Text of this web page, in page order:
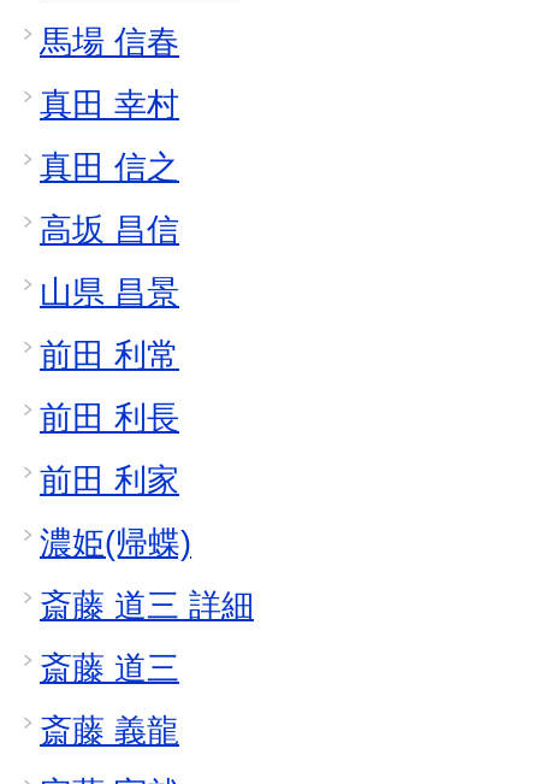
馬場 信春
真田 幸村
真田 信之
高坂 昌信
山県 昌景
前田 利常
前田 利長
前田 利家
濃姫(帰蝶)
斎藤 道三 詳細
斎藤 道三
斎藤 義龍